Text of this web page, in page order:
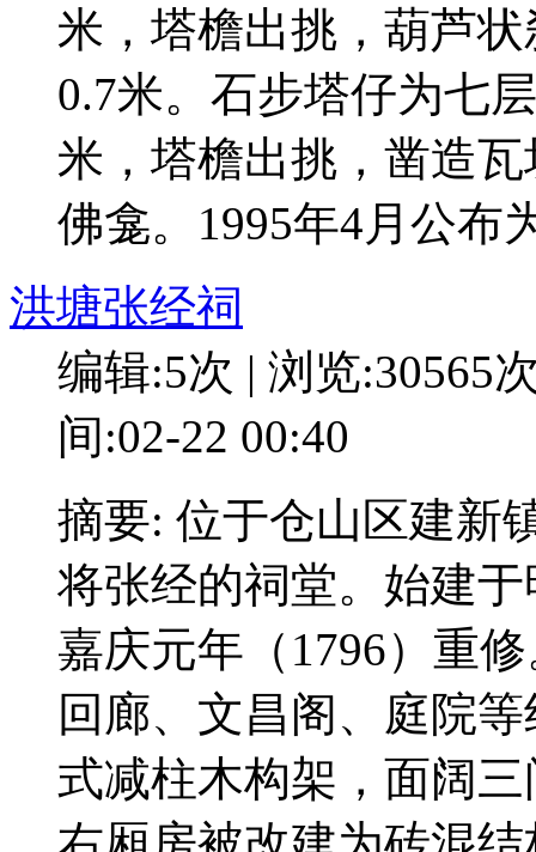
米，塔檐出挑，葫芦
0.7米。石步塔仔为七
米，塔檐出挑，凿造
佛龛。1995年4月公布
洪塘张经祠
编辑:5次 | 浏览:30565
间:02-22 00:40
摘要: 位于仓山区建新
将张经的祠堂。始建
嘉庆元年（1796）重
回廊、文昌阁、庭院
式减柱木构架，面阔